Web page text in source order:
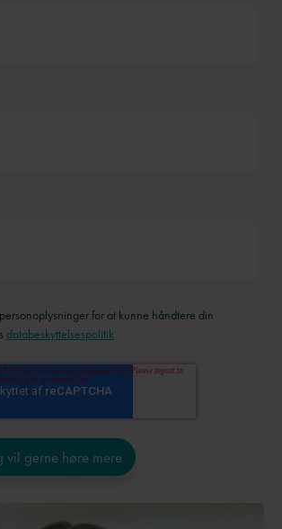
for at kunne håndtere din
databeskyttelsespolitik